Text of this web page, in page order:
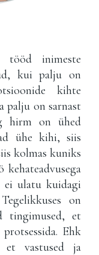
inimeste
kui palju on
kihte
palju on sarnast
hirm on ühed
ühe kihi, siis
kolmas kuniks
ei ulatu kuidagi
on
tingimused, et
Ehk
vastused ja